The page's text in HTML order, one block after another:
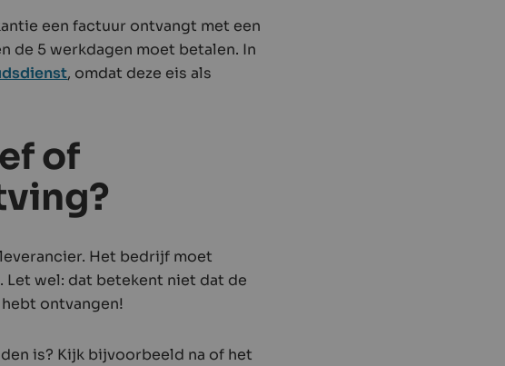
een factuur ontvangt met een
de 5 werkdagen moet betalen. In
, omdat deze eis als
of
Het bedrijf moet
. Let wel: dat betekent niet dat de
ontvangen!
is? Kijk bijvoorbeeld na of het